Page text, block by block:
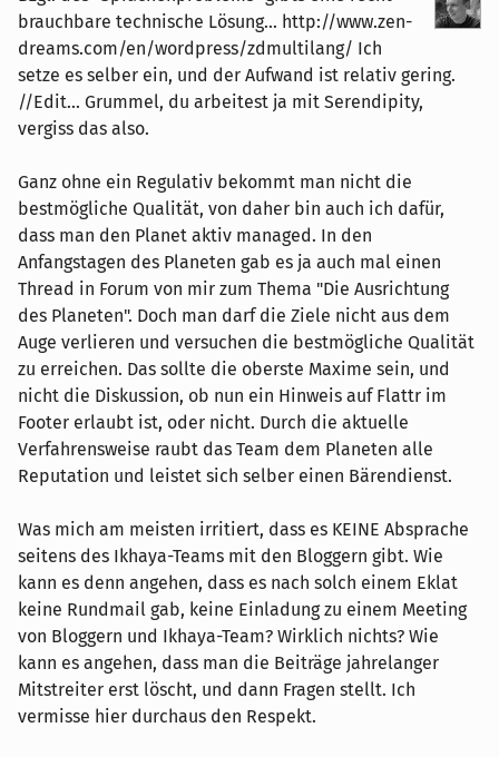
brauchbare technische Lösung... http://www.zen-
dreams.com/en/wordpress/zdmultilang/ Ich
setze es selber ein, und der Aufwand ist relativ gering.
//Edit... Grummel, du arbeitest ja mit Serendipity,
vergiss das also.
Ganz ohne ein Regulativ bekommt man nicht die
bestmögliche Qualität, von daher bin auch ich dafür,
dass man den Planet aktiv managed. In den
Anfangstagen des Planeten gab es ja auch mal einen
Thread in Forum von mir zum Thema "Die Ausrichtung
des Planeten". Doch man darf die Ziele nicht aus dem
Auge verlieren und versuchen die bestmögliche Qualität
zu erreichen. Das sollte die oberste Maxime sein, und
nicht die Diskussion, ob nun ein Hinweis auf Flattr im
Footer erlaubt ist, oder nicht. Durch die aktuelle
Verfahrensweise raubt das Team dem Planeten alle
Reputation und leistet sich selber einen Bärendienst.
Was mich am meisten irritiert, dass es KEINE Absprache
seitens des Ikhaya-Teams mit den Bloggern gibt. Wie
kann es denn angehen, dass es nach solch einem Eklat
keine Rundmail gab, keine Einladung zu einem Meeting
von Bloggern und Ikhaya-Team? Wirklich nichts? Wie
kann es angehen, dass man die Beiträge jahrelanger
Mitstreiter erst löscht, und dann Fragen stellt. Ich
vermisse hier durchaus den Respekt.